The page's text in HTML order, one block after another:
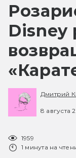
Disney
Дмитрий
8 августа
1959
1 минута на